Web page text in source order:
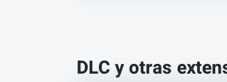
DLC y otras